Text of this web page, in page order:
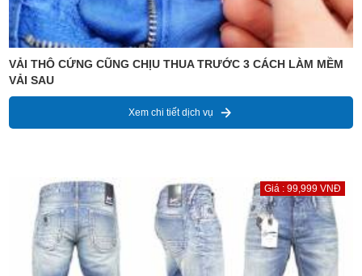
VẢI THÔ CỨNG CŨNG CHỊU THUA TRƯỚC 3 CÁCH LÀM MỀM
VẢI SAU
Xem chi tiết dịch vụ
Giá : 99,999 VNĐ